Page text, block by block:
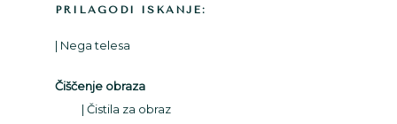
PRILAGODI ISKANJE:
Nega telesa
Čiščenje obraza
Čistila za obraz